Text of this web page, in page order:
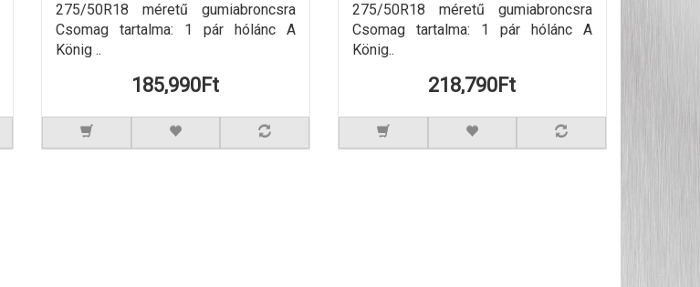
275/50R18 méretű gumiabroncsra
Csomag tartalma: 1 pár hólánc A
König ..
185,990Ft
275/50R18 méretű gumiabroncsra
Csomag tartalma: 1 pár hólánc A
König..
218,790Ft